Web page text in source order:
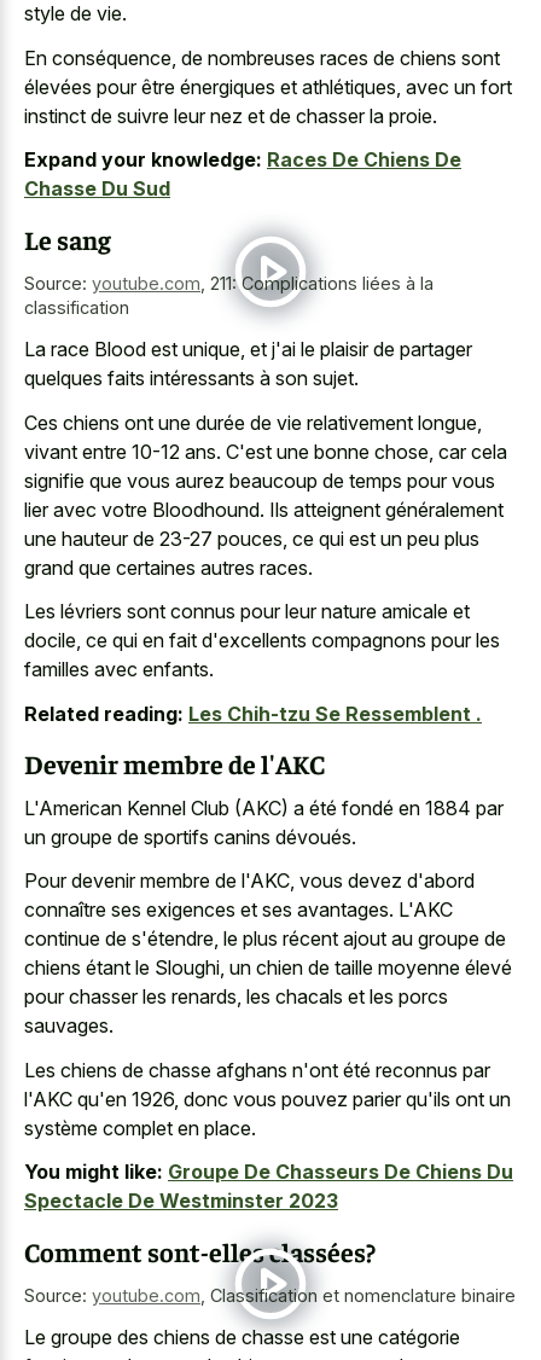
style de vie.
En conséquence, de nombreuses races de chiens sont
élevées pour être énergiques et athlétiques, avec un fort
instinct de suivre leur nez et de chasser la proie.
Expand your knowledge: Races De Chiens De
Chasse Du Sud
Le sang
Source: youtube.com 211: Complications liées à la
classification
La race Blood est unique, et j'ai le plaisir de partager
quelques faits intéressants à son sujet.
Ces chiens ont une durée de vie relativement longue,
vivant entre 10-12 ans. C'est une bonne chose, car cela
signifie que vous aurez beaucoup de temps pour vous
lier avec votre Bloodhound. Ils atteignent généralement
une hauteur de 23-27 pouces, ce qui est un peu plus
grand que certaines autres races.
Les lévriers sont connus pour leur nature amicale et
docile, ce qui en fait d'excellents compagnons pour les
familles avec enfants.
Related reading: Les Chih-tzu Se Ressemblent .
Devenir membre de l'AKC
L'American Kennel Club (AKC) a été fondé en 1884 par
un groupe de sportifs canins dévoués.
Pour devenir membre de l'AKC, vous devez d'abord
connaître ses exigences et ses avantages. L'AKC
continue de s'étendre, le plus récent ajout au groupe de
chiens étant le Sloughi, un chien de taille moyenne élevé
pour chasser les renards, les chacals et les porcs
sauvages.
Les chiens de chasse afghans n'ont été reconnus par
l'AKC qu'en 1926, donc vous pouvez parier qu'ils ont un
système complet en place.
You might like: Groupe De Chasseurs De Chiens Du
Spectacle De Westminster 2023
Comment sont-elles classées?
Source: youtube.com Classification et nomenclature binaire
Le groupe des chiens de chasse est une catégorie